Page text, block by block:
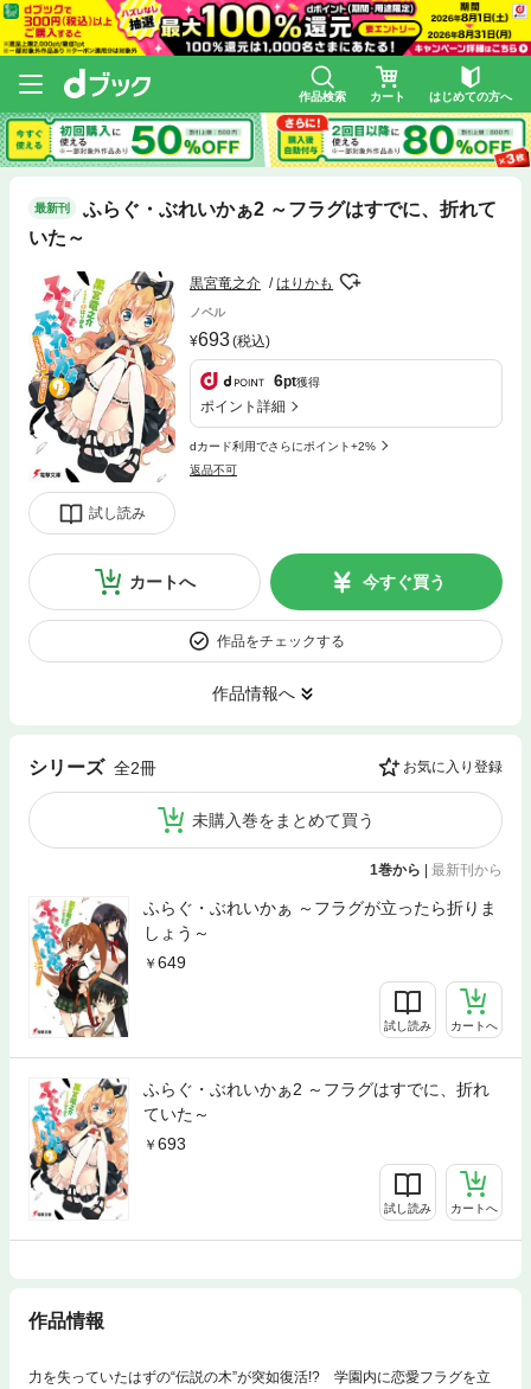
作品検索 カート はじめての方へ
最新刊
ふらぐ・ぶれいかぁ2 ～フラグはすでに、折れて
いた～
試し読み
黒宮竜之介 はりかも
ノベル
693(税込)
6pt獲得
ポイント詳細
dカード利用でさらにポイント+2%
返品不可
カートへ 今すぐ買う
作品をチェックする
作品情報へ
シリーズ 全2冊 お気に入り登録
未購入巻をまとめて買う
1巻から | 最新刊から
ふらぐ・ぶれいかぁ ～フラグが立ったら折りま
しょう～
649
試し読み カートへ
ふらぐ・ぶれいかぁ2 ～フラグはすでに、折れ
ていた～
693
試し読み カートへ
作品情報
力を失っていたはずの“伝説の木”が突如復活!? 学園内に恋愛フラグを立